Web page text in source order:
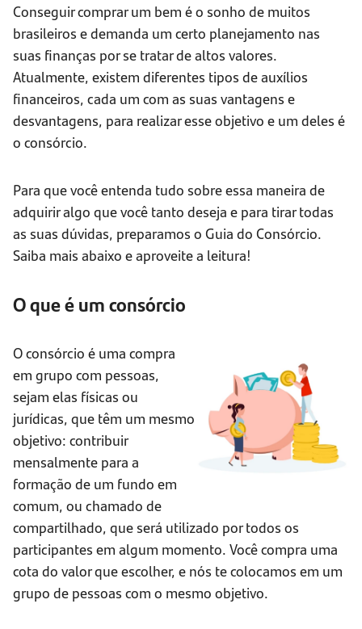
Conseguir comprar um bem é o sonho de muitos
brasileiros e demanda um certo planejamento nas
suas finanças por se tratar de altos valores.
Atualmente, existem diferentes tipos de auxílios
financeiros, cada um com as suas vantagens e
desvantagens, para realizar esse objetivo e um deles é
o consórcio.
Para que você entenda tudo sobre essa maneira de
adquirir algo que você tanto deseja e para tirar todas
as suas dúvidas, preparamos o Guia do Consórcio.
Saiba mais abaixo e aproveite a leitura!
O que é um consórcio
O consórcio é uma compra
em grupo com pessoas,
sejam elas físicas ou
jurídicas, que têm um mesmo
objetivo: contribuir
mensalmente para a
formação de um fundo em
comum, ou chamado de
compartilhado, que será utilizado por todos os
participantes em algum momento. Você compra uma
cota do valor que escolher, e nós te colocamos em um
grupo de pessoas com o mesmo objetivo.